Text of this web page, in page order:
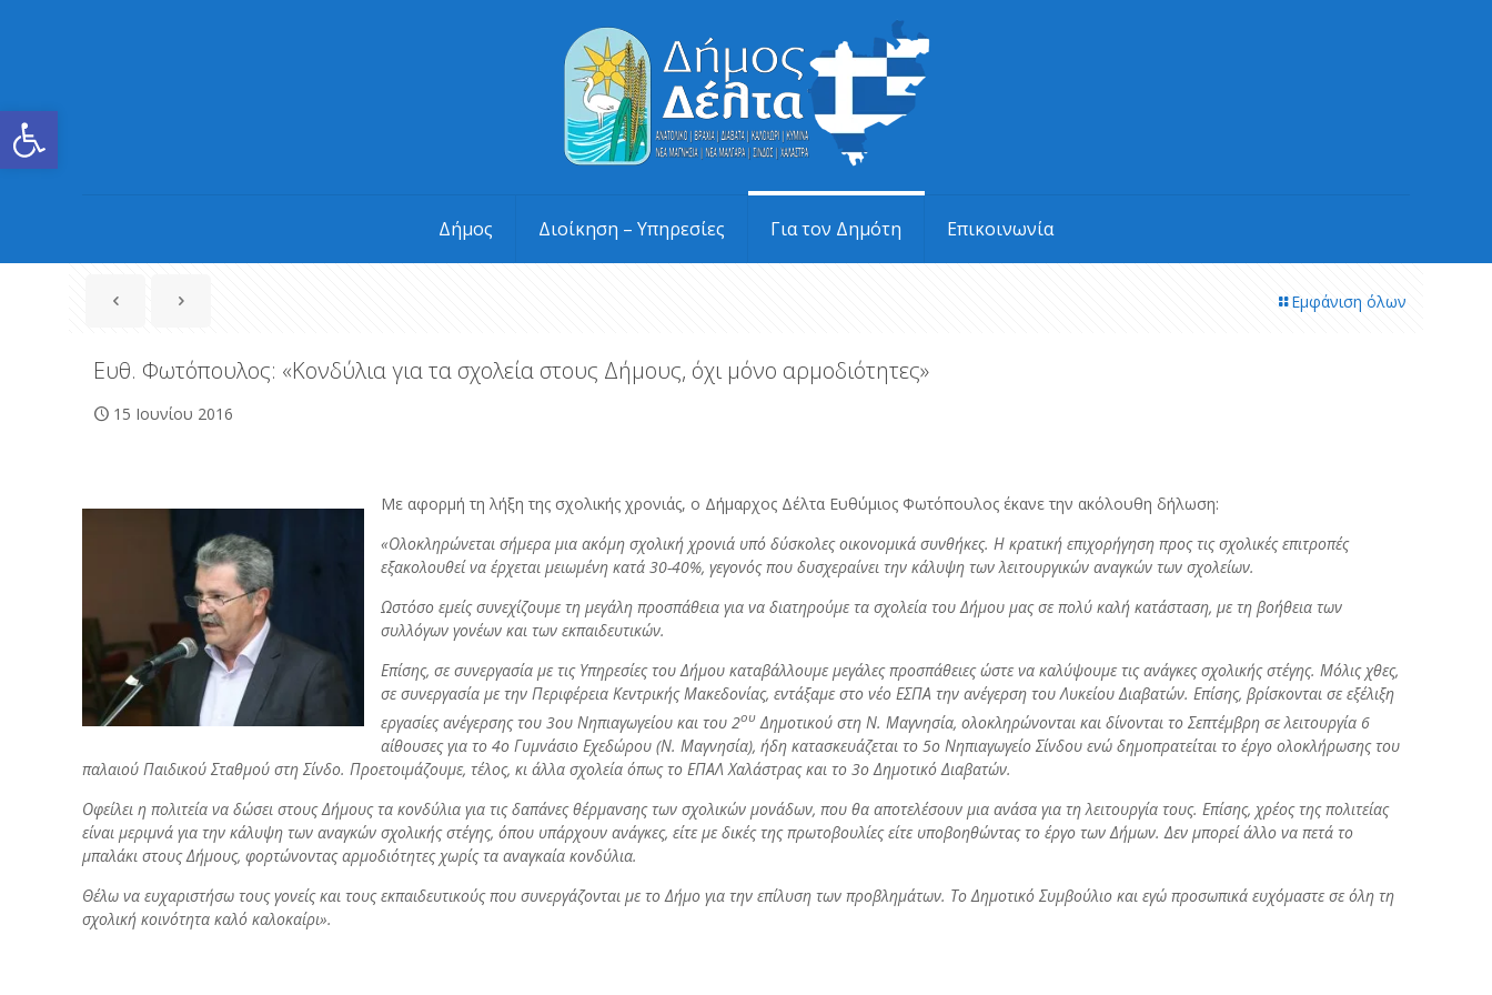
Ανοίξτε τη γραμμή εργαλείων
Δήμος Διοίκηση – Υπηρεσίες Για τον Δημότη Επικοινωνία
Εμφάνιση όλων
Ευθ. Φωτόπουλος: «Κονδύλια για τα σχολεία στους Δήμους, όχι μόνο αρμοδιότητες»
15 Ιουνίου 2016
Με αφορμή τη λήξη της σχολικής χρονιάς, ο Δήμαρχος Δέλτα Ευθύμιος Φωτόπουλος έκανε την ακόλουθη δήλωση:
«Ολοκληρώνεται σήμερα μια ακόμη σχολική χρονιά υπό δύσκολες οικονομικά συνθήκες. Η κρατική επιχορήγηση προς τις σχολικές επιτροπές
εξακολουθεί να έρχεται μειωμένη κατά 30-40%, γεγονός που δυσχεραίνει την κάλυψη των λειτουργικών αναγκών των σχολείων.
Ωστόσο εμείς συνεχίζουμε τη μεγάλη προσπάθεια για να διατηρούμε τα σχολεία του Δήμου μας σε πολύ καλή κατάσταση, με τη βοήθεια των
συλλόγων γονέων και των εκπαιδευτικών.
Επίσης, σε συνεργασία με τις Υπηρεσίες του Δήμου καταβάλλουμε μεγάλες προσπάθειες ώστε να καλύψουμε τις ανάγκες σχολικής στέγης. Μόλις χθες,
σε συνεργασία με την Περιφέρεια Κεντρικής Μακεδονίας, εντάξαμε στο νέο ΕΣΠΑ την ανέγερση του Λυκείου Διαβατών. Επίσης, βρίσκονται σε εξέλιξη
εργασίες ανέγερσης του 3ου Νηπιαγωγείου και του 2ου Δημοτικού στη Ν. Μαγνησία, ολοκληρώνονται και δίνονται το Σεπτέμβρη σε λειτουργία 6
αίθουσες για το 4ο Γυμνάσιο Εχεδώρου (Ν. Μαγνησία), ήδη κατασκευάζεται το 5ο Νηπιαγωγείο Σίνδου ενώ δημοπρατείται το έργο ολοκλήρωσης του
παλαιού Παιδικού Σταθμού στη Σίνδο. Προετοιμάζουμε, τέλος, κι άλλα σχολεία όπως το ΕΠΑΛ Χαλάστρας και το 3ο Δημοτικό Διαβατών.
Οφείλει η πολιτεία να δώσει στους Δήμους τα κονδύλια για τις δαπάνες θέρμανσης των σχολικών μονάδων, που θα αποτελέσουν μια ανάσα για τη λειτουργία τους. Επίσης, χρέος της πολιτείας
είναι μεριμνά για την κάλυψη των αναγκών σχολικής στέγης, όπου υπάρχουν ανάγκες, είτε με δικές της πρωτοβουλίες είτε υποβοηθώντας το έργο των Δήμων. Δεν μπορεί άλλο να πετά το
μπαλάκι στους Δήμους, φορτώνοντας αρμοδιότητες χωρίς τα αναγκαία κονδύλια.
Θέλω να ευχαριστήσω τους γονείς και τους εκπαιδευτικούς που συνεργάζονται με το Δήμο για την επίλυση των προβλημάτων. Το Δημοτικό Συμβούλιο και εγώ προσωπικά ευχόμαστε σε όλη τη
σχολική κοινότητα καλό καλοκαίρι».